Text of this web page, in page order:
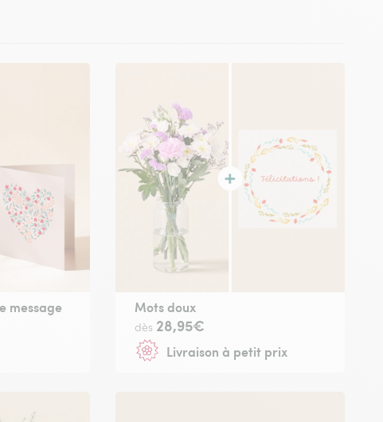
message Mots doux
dès 28,95€
Livraison à petit prix